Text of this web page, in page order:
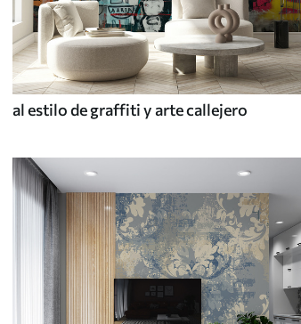
al estilo de graffiti y arte callejero